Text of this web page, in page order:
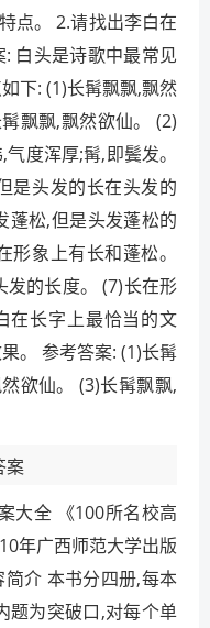
点。 2.请找出李白在
白头是诗歌中最常见
下: (1)长髯飘飘,飘然
飘飘,飘然欲仙。 (2)
度浑厚;髯,即鬓发。
是头发的长在头发的
蓬松,但是头发蓬松的
象上有长和蓬松。
发的长度。 (7)长在形
在长字上最恰当的文
。 参考答案: (1)长髯
欲仙。 (3)长髯飘飘,
案
大全 《100所名校高
年广西师范大学出版
介 本书分四册,每本
题为突破口,对每个单